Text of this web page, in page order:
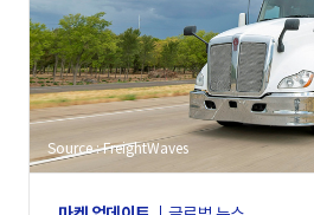
Source : FreightWaves